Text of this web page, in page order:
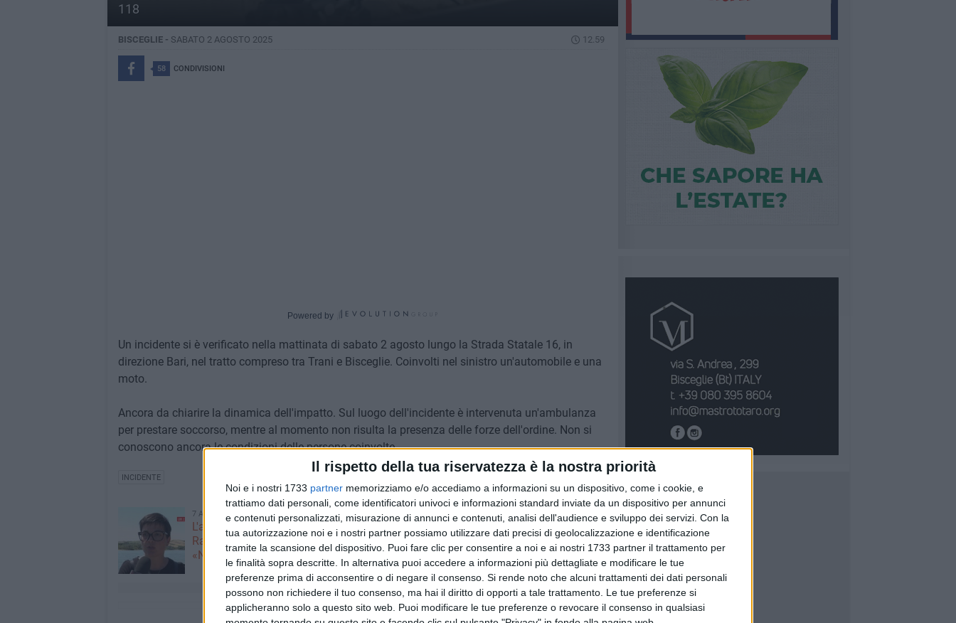
Il rispetto della tua riservatezza è la nostra priorità
Noi e i nostri 1733 partner memorizziamo e/o accediamo a informazioni su un dispositivo, come i cookie, e
trattiamo dati personali, come identificatori univoci e informazioni standard inviate da un dispositivo per annunci
e contenuti personalizzati, misurazione di annunci e contenuti, analisi dell'audience e sviluppo dei servizi. Con la
tua autorizzazione noi e i nostri partner possiamo utilizzare dati precisi di geolocalizzazione e identificazione
tramite la scansione del dispositivo. Puoi fare clic per consentire a noi e ai nostri 1733 partner il trattamento per
le finalità sopra descritte. In alternativa puoi accedere a informazioni più dettagliate e modificare le tue
preferenze prima di acconsentire o di negare il consenso. Si rende noto che alcuni trattamenti dei dati personali
possono non richiedere il tuo consenso, ma hai il diritto di opporti a tale trattamento. Le tue preferenze si
applicheranno solo a questo sito web. Puoi modificare le tue preferenze o revocare il consenso in qualsiasi
118
BISCEGLIE - SABATO 2 AGOSTO 2025 12.59
58 CONDIVISIONI
Powered by
Un incidente si è verificato nella mattinata di sabato 2 agosto lungo la Strada Statale 16, in
direzione Bari, nel tratto compreso tra Trani e Bisceglie. Coinvolti nel sinistro un'automobile e una
moto.
Ancora da chiarire la dinamica dell'impatto. Sul luogo dell'incidente è intervenuta un'ambulanza
per prestare soccorso, mentre al momento non risulta la presenza delle forze dell'ordine. Non si
conoscono ancora le condizioni delle persone coinvolte.
INCIDENTE
7 AGOSTO 2026
L'appello della moglie di Mino
Racanati alla ministra Roccella:
«Non dimenticatelo»
7 AGOSTO 2026
Festa patronale, il programma
completo di venerdì 7 agosto